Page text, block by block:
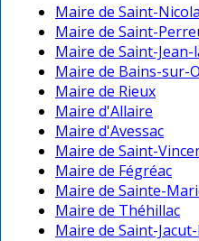
Maire de Saint-
Maire de Saint-
Maire de Saint-
Maire de Bains-sur-
Maire de Rieux
Maire d'Allaire
Maire d'Avessac
Maire de Saint-
Maire de Fégréac
Maire de Sainte-
Maire de Théhillac
Maire de Saint-